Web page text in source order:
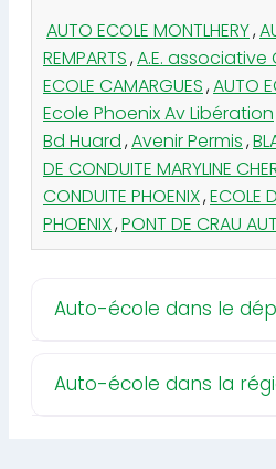
AUTO ECOLE MONTLHERY,
REMPARTS,A.E.
ECOLE CAMARGUES,AUTO
Ecole Phoenix Av Libération
Bd Huard,Avenir Permis,
DE CONDUITE MARYLINE
CONDUITE PHOENIX,ECOLE
PHOENIX,PONT DE CRAU
Auto-école dans le
Auto-école dans la